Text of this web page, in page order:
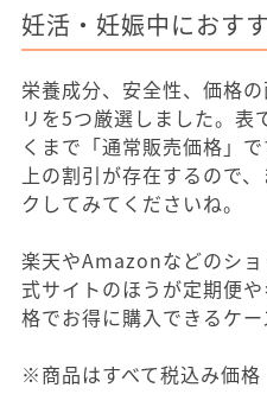
妊活・妊娠中におす
栄養成分、安全性、価格
リを5つ厳選しました。表
くまで「通常販売価格」
上の割引が存在するので
クしてみてくださいね。
楽天やAmazonなどのシ
式サイトのほうが定期便
格でお得に購入できるケー
※商品はすべて税込み価格